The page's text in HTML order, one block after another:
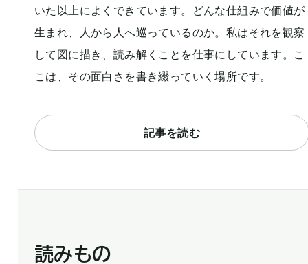
いた以上によくできています。どんな仕組みで価値が
生まれ、人から人へ巡っているのか。私はそれを観察
して図に描き、読み解くことを仕事にしています。こ
こは、その面白さを書き綴っていく場所です。
記事を読む
読みもの